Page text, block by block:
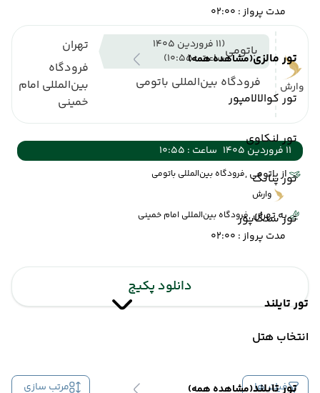
تور مالزی(مشاهده همه)
تور کوالالامپور
تور لنکاوی
تور پنانگ
تور سنگاپور
تور تایلند
تور تایلند(مشاهده همه)
مدت پرواز : 02:00
وارش
باتومی
(11 فروردین 1405
ساعت : 10:55)
فرودگاه بین‌المللی باتومی
تهران
فرودگاه
بین‌المللی امام
خمینی
11 فروردین 1405
ساعت : 10:55
از باتومی ,فرودگاه بین‌المللی باتومی
وارش
به تهران ,فرودگاه بین‌المللی امام خمینی
مدت پرواز : 02:00
دانلود پکیج
انتخاب هتل
فیلتر ها مرتب سازی